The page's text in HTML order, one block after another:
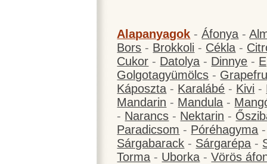
Alapanyagok -Áfonya -
Bors - Brokkoli - Cékla -
Cukor - Datolya - Dinnye -
Golgotagyümölcs -
Káposzta - Karalábé - Kivi -
Mandarin - Mandula -
- Narancs - Nektarin -
Paradicsom - Póréhagyma
Sárgabarack - Sárgarépa -
Torma - Uborka -Vörös